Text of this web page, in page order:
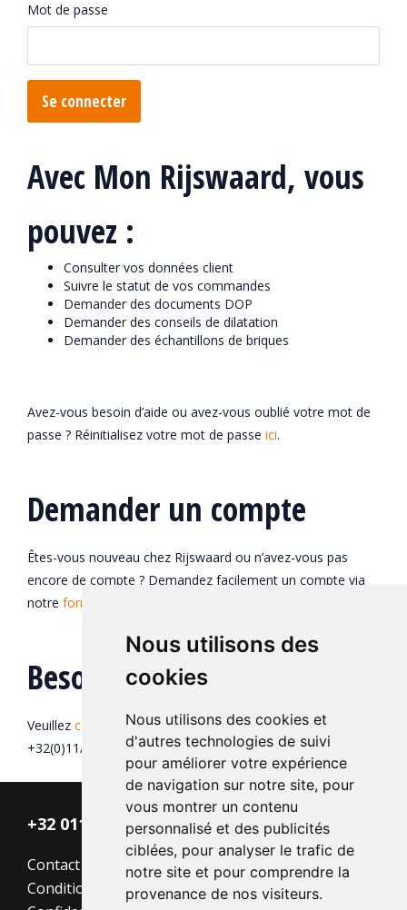
Nous utilisons des
cookies
Nous utilisons des cookies et
d'autres technologies de suivi
pour améliorer votre expérience
de navigation sur notre site, pour
vous montrer un contenu
personnalisé et des publicités
ciblées, pour analyser le trafic de
notre site et pour comprendre la
provenance de nos visiteurs.
Mot de passe
Se connecter
Avec Mon Rijswaard, vous
pouvez :
Consulter vos données client
Suivre le statut de vos commandes
Demander des documents DOP
Demander des conseils de dilatation
Demander des échantillons de briques
Avez-vous besoin d’aide ou avez-vous oublié votre mot de
passe ? Réinitialisez votre mot de passe ici.
Demander un compte
Êtes-vous nouveau chez Rijswaard ou n’avez-vous pas
encore de compte ? Demandez facilement un compte via
notre formulaire de demande
Besoin d’aide ?
Veuillez contacternotre service clientèle ou nous appeler au
+32(0)11/870.938.
+32 011 - 870 938
Contact
Conditions générales